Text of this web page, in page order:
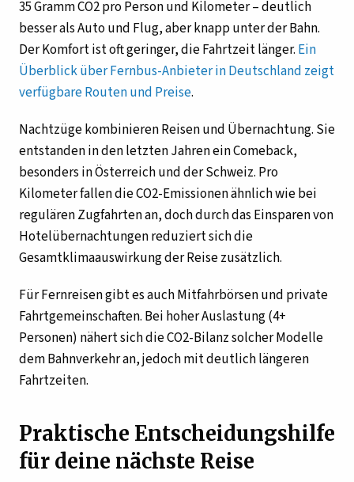
35 Gramm CO2 pro Person und Kilometer – deutlich
besser als Auto und Flug, aber knapp unter der Bahn.
Der Komfort ist oft geringer, die Fahrtzeit länger. Ein
Überblick über Fernbus-Anbieter in Deutschland zeigt
verfügbare Routen und Preise.
Nachtzüge kombinieren Reisen und Übernachtung. Sie
entstanden in den letzten Jahren ein Comeback,
besonders in Österreich und der Schweiz. Pro
Kilometer fallen die CO2-Emissionen ähnlich wie bei
regulären Zugfahrten an, doch durch das Einsparen von
Hotelübernachtungen reduziert sich die
Gesamtklimaauswirkung der Reise zusätzlich.
Für Fernreisen gibt es auch Mitfahrbörsen und private
Fahrtgemeinschaften. Bei hoher Auslastung (4+
Personen) nähert sich die CO2-Bilanz solcher Modelle
dem Bahnverkehr an, jedoch mit deutlich längeren
Fahrtzeiten.
Praktische Entscheidungshilfe
für deine nächste Reise